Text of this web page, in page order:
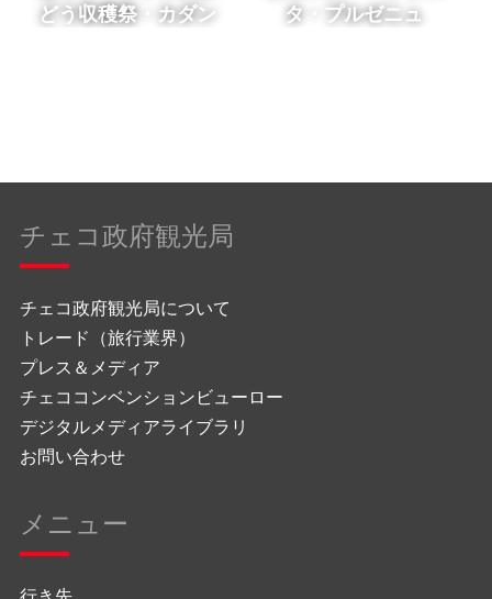
どう収穫祭・カダン
タ・プルゼニュ
チェコ政府観光局
チェコ政府観光局について
トレード（旅行業界）
プレス＆メディア
チェココンベンションビューロー
デジタルメディアライブラリ
お問い合わせ
メニュー